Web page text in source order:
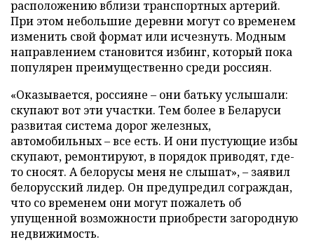
расположению вблизи транспортных артерий.
При этом небольшие деревни могут со временем
изменить свой формат или исчезнуть. Модным
направлением становится избинг, который пока
популярен преимущественно среди россиян.
«Оказывается, россияне – они батьку услышали:
скупают вот эти участки. Тем более в Беларуси
развитая система дорог железных,
автомобильных – все есть. И они пустующие избы
скупают, ремонтируют, в порядок приводят, где-
то сносят. А белорусы меня не слышат», – заявил
белорусский лидер. Он предупредил сограждан,
что со временем они могут пожалеть об
упущенной возможности приобрести загородную
недвижимость.